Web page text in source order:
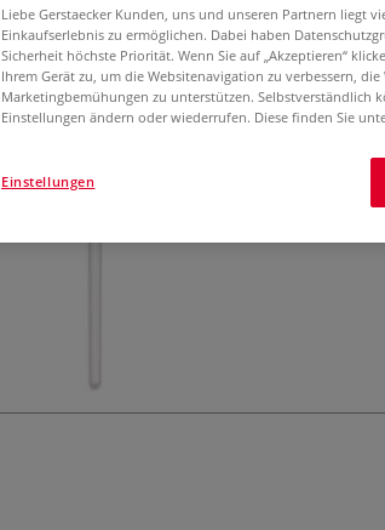
Liebe Gerstaecker Kunden, uns und unseren Partnern liegt
Einkaufserlebnis zu ermöglichen. Dabei haben
Sicherheit höchste Priorität. Wenn Sie auf „Akzeptieren“
Ihrem Gerät zu, um die Websitenavigation zu verbessern,
Marketingbemühungen zu unterstützen. Selbstverständlich
Einstellungen ändern oder wiederrufen. Diese finden Sie
Einstellungen